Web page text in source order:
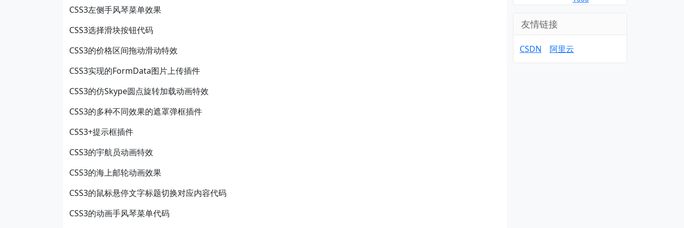
CSS3左侧手风琴菜单效果
CSS3选择滑块按钮代码
CSS3的价格区间拖动滑动特效
CSS3实现的FormData图片上传插件
CSS3的仿Skype圆点旋转加载动画特效
CSS3的多种不同效果的遮罩弹框插件
CSS3+提示框插件
CSS3的宇航员动画特效
CSS3的海上邮轮动画效果
CSS3的鼠标悬停文字标题切换对应内容代码
CSS3的动画手风琴菜单代码
友情链接
CSDN 阿里云